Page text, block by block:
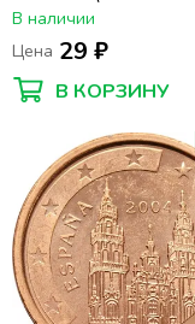
В наличии
Цена 29 ₽
В КОРЗИНУ